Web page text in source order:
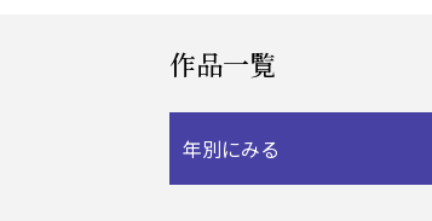
作品一覧
年別にみる